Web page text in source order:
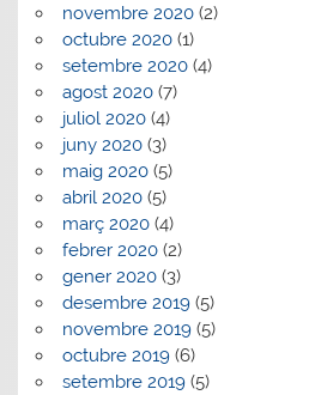
novembre 2020(2)
octubre 2020(1)
setembre 2020(4)
agost 2020(7)
juliol 2020(4)
juny 2020(3)
maig 2020(5)
abril 2020(5)
març 2020(4)
febrer 2020(2)
gener 2020(3)
desembre 2019(5)
novembre 2019(5)
octubre 2019(6)
setembre 2019(5)